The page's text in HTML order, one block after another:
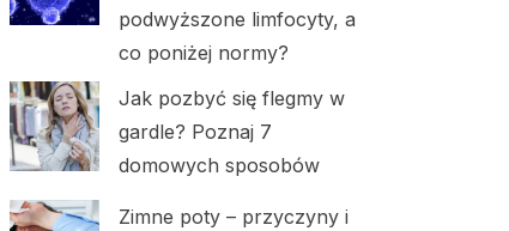
podwyższone limfocyty, a
co poniżej normy?
Jak pozbyć się flegmy w
gardle? Poznaj 7
domowych sposobów
Zimne poty – przyczyny i